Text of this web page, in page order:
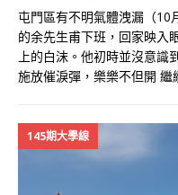
屯門區有不明氣體洩漏（10
的余先生甫下班，回家映入
上的白沫。他初時並沒意
施放催淚彈，樂樂不但開 繼
145期大學線